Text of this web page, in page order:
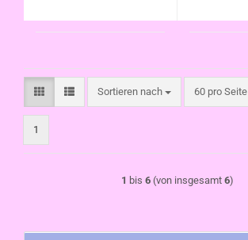
Sortieren nach
Sortieren nach 60 pro Seite
pro Seite
1
1 bis 6 (von insgesamt 6)